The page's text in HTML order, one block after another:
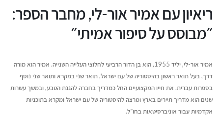
ריאיון עם אמיר אור-לי, מחבר הספר:
״מבוסס על סיפור אמיתי״
אמיר אור-לי, יליד 1955, הוא בן הדור הרביעי לחלוצי העלייה השנייה. אמיר הוא מורה
דרך, בעל תואר ראשון בהיסטוריה של עם ישראל, תואר שני במקרא ותואר שני נוסף
בספרות עברית. את חייו המקצועיים החל כמדריך בחברה להגנת הטבע, ובמשך עשרות
שנים הוא מדריך תיירים בארץ ומרצה להיסטוריה של עם ישראל ומקרא בתוכניות
אקדמיות עבור אוניברסיטאות בחו״ל.
יולי 14, 2026
מעבר לדפים – איך תיראה
ההוצאה לאור של העתיד?
יולי 12, 2026
יוני 16, 2026
איך לשווק את
ה-AI